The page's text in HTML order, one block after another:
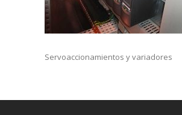
Servoaccionamientos y variadores